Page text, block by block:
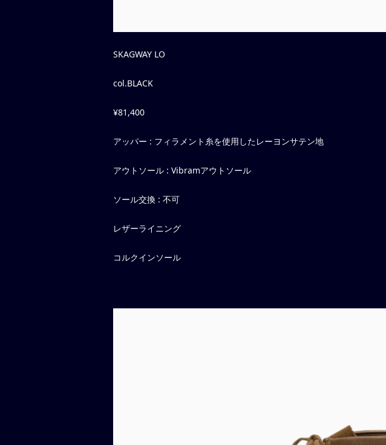
SKAGWAY LO
col.BLACK
¥81,400
アッパー : フィラメント糸を使用したレーヨンサテン地
アウトソール : Vibramアウトソール
ソール交換 : 不可
レザーライニング
コルクインソール